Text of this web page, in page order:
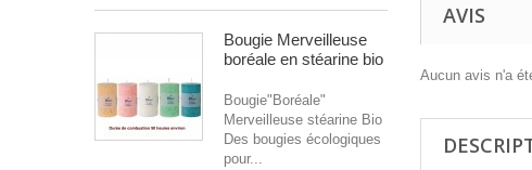
Bougie Merveilleuse
boréale en stéarine bio
Bougie"Boréale"
Merveilleuse stéarine Bio
Des bougies écologiques
pour...
AVIS
Aucun avis n'a